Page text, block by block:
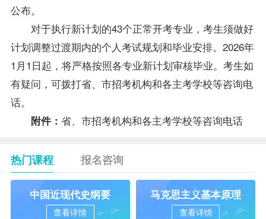
公布。
对于执行新计划的43个正常开考专业，考生须做好
计划调整过渡期内的个人考试规划和毕业安排。2026年
1月1日起，将严格按照各专业新计划审核毕业。考生如
有疑问，可拨打省、市招考机构和各主考学校等咨询电
话。
附件： 省、市招考机构和各主考学校等咨询电话
热门课程 报名咨询
中国近现代史纲要
查看详情
马克思主义基本原理
查看详情